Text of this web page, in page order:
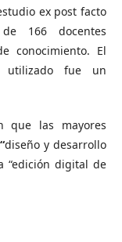
ex post facto
166 docentes
conocimiento. El
utilizado fue un
que las mayores
“diseño y desarrollo
“edición digital de